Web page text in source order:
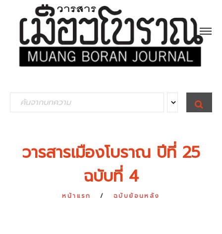
e
S
E
A
วารสารเมืองโบราณ ปีที่ 25
ฉบับที่ 4
หน้าแรก ฉบับย้อนหลัง